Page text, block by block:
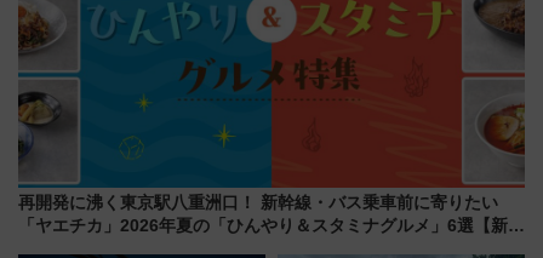
再開発に沸く東京駅八重洲口！ 新幹線・バス乗車前に寄りたい
「ヤエチカ」2026年夏の「ひんやり＆スタミナグルメ」6選【新店